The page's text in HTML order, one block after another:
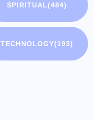
SPIRITUAL(484)
TECHNOLOGY(193)